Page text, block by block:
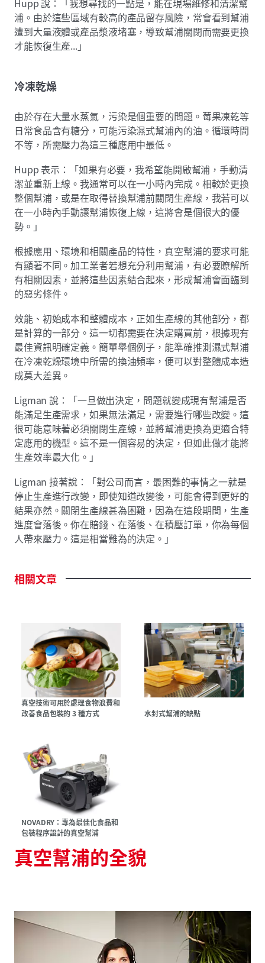
浦。由於這些區域有較高的產品留存風險，常會看到幫浦
遭到大量液體或產品漿液堵塞，導致幫浦關閉而需要更換
才能恢復生產...」
冷凍乾燥
由於存在大量水蒸氣，污染是個重要的問題。莓果凍乾等
日常食品含有糖分，可能污染濕式幫浦內的油。循環時間
不等，所需壓力為這三種應用中最低。
Hupp 表示：「如果有必要，我希望能開啟幫浦，手動清
潔並重新上線。我通常可以在一小時內完成。相較於更換
整個幫浦，或是在取得替換幫浦前關閉生產線，我若可以
在一小時內手動讓幫浦恢復上線，這將會是個很大的優
勢。」
根據應用、環境和相關產品的特性，真空幫浦的要求可能
有顯著不同。加工業者若想充分利用幫浦，有必要瞭解所
有相關因素，並將這些因素結合起來，形成幫浦會面臨到
的惡劣條件。
效能、初始成本和整體成本，正如生產線的其他部分，都
是計算的一部分。這一切都需要在決定購買前，根據現有
最佳資訊明確定義。簡單舉個例子，能準確推測濕式幫浦
在冷凍乾燥環境中所需的換油頻率，便可以對整體成本造
成莫大差異。
Ligman 說：「一旦做出決定，問題就變成現有幫浦是否
能滿足生產需求，如果無法滿足，需要進行哪些改變。這
很可能意味著必須關閉生產線，並將幫浦更換為更適合特
定應用的機型。這不是一個容易的決定，但如此做才能將
生產效率最大化。」
Ligman 接著說：「對公司而言，最困難的事情之一就是
停止生產進行改變，即使知道改變後，可能會得到更好的
結果亦然。關閉生產線甚為困難，因為在這段期間，生產
進度會落後。你在賠錢、在落後、在積壓訂單，你為每個
人帶來壓力。這是相當難為的決定。」
相關文章
真空技術可用於處理食物浪費和
改善食品包裝的 3 種方式
水封式幫浦的缺點
NOVADRY：專為最佳化食品和
包裝程序設計的真空幫浦
真空幫浦的全貌